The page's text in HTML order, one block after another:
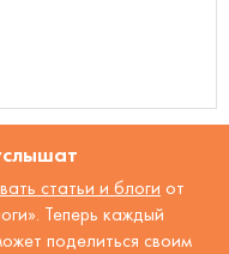
статьи и блоги от
Теперь каждый
поделиться своим